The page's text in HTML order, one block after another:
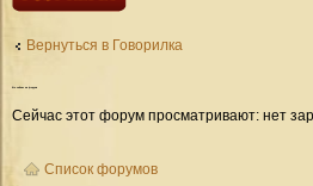
Вернуться в Говорилка
Кто сейчас на форуме
Сейчас этот форум просматривают: нет
Список форумов